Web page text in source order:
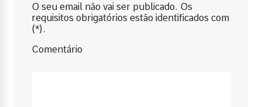
O seu email não vai ser publicado. Os
requisitos obrigatórios estão identificados com
(*).
Comentário